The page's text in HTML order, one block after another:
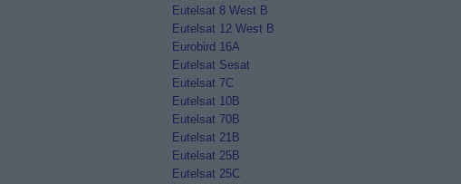
Eutelsat 8 West B
Eutelsat 12 West B
Eurobird 16A
Eutelsat Sesat
Eutelsat 7C
Eutelsat 10B
Eutelsat 70B
Eutelsat 21B
Eutelsat 25B
Eutelsat 25C